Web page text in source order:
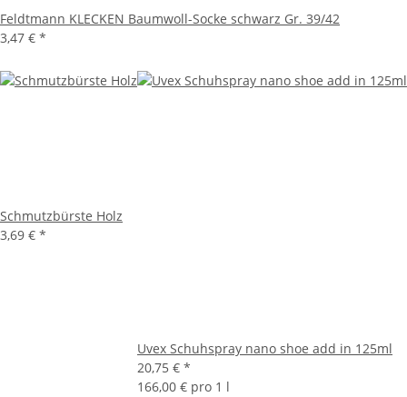
Feldtmann KLECKEN Baumwoll-Socke schwarz Gr. 39/42
3,47 € *
Schmutzbürste Holz
3,69 € *
Uvex Schuhspray nano shoe add in 125ml
20,75 € *
166,00 € pro 1 l